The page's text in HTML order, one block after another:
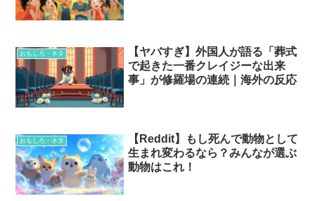
おもしろ・ネタ
【ヤバすぎ】外国人が語る「葬式
で起きた一番クレイジーな出来
事」が修羅場の連続｜海外の反応
おもしろ・ネタ
【Reddit】もし死んで動物として
生まれ変わるなら？みんなが選ぶ
動物はこれ！